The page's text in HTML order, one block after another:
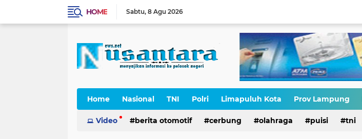
HOME Sabtu 8 Agu 2026
Home Nasional TNI Polri Limapuluh Kota Prov Lampung
Cerpen
Video berita otomotif cerbung olahraga puisi tni